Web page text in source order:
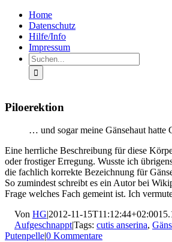
Zum
Inhalt
springen
FacebookHome
Datenschutz
Hilfe/Info
Impressum
Suche
nach:
Piloerektion
… und sogar meine Gänsehaut hatte
Eine herrliche Beschreibung für diese
oder frostiger Erregung. Wusste ich
die fachlich korrekte Bezeichnung für
So zumindest schreibt es ein Autor bei
Frage welches Fach gemeint ist. Ich
Von HG|2012-11-15T11:12:44+02:00
Aufgeschnappt|Tags: cutis anserina,
Putenpelle|0 Kommentare